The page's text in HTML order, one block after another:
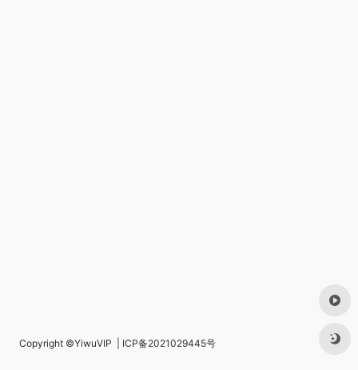
Copyright ©YiwuVIP ICP备2021029445号